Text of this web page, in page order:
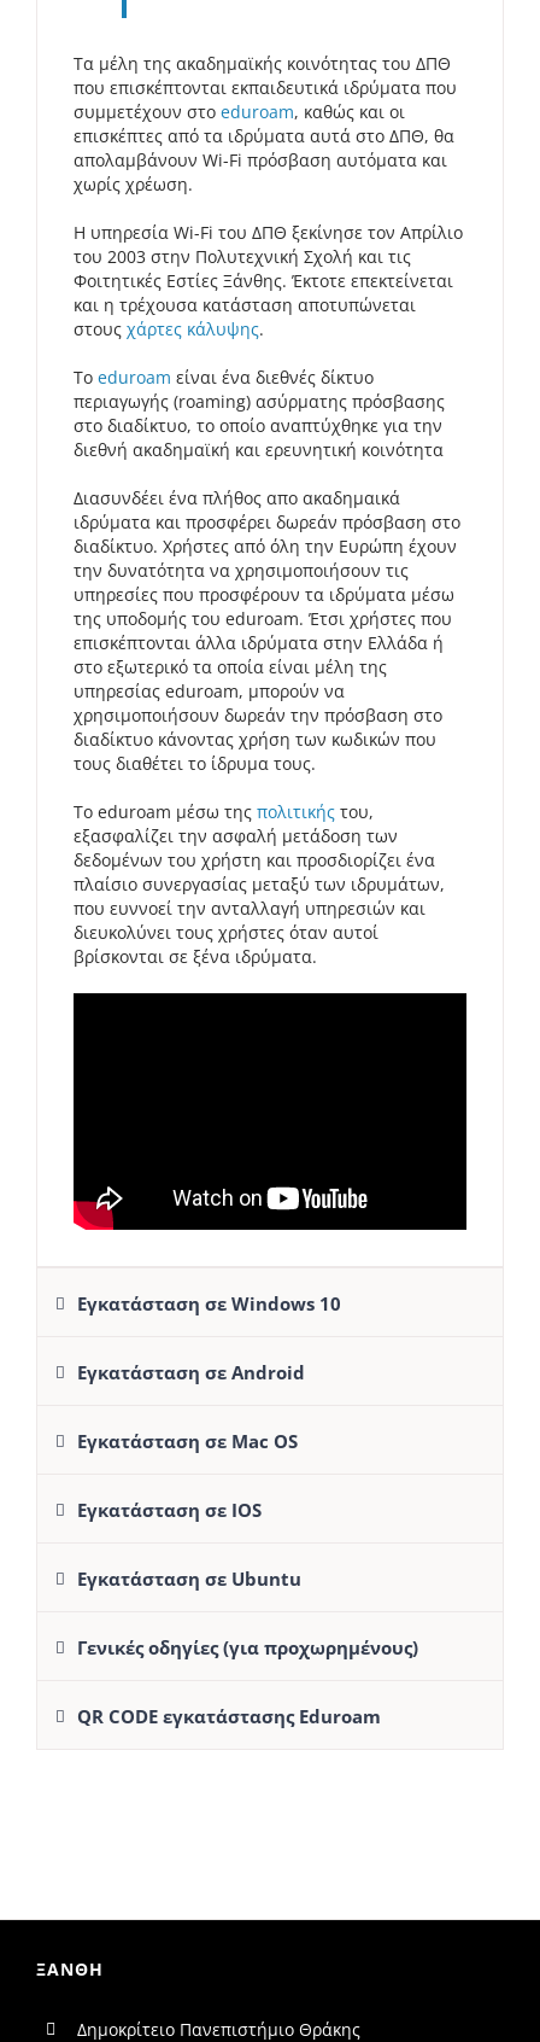
Τα μέλη της ακαδημαϊκής κοινότητας του ΔΠΘ
που επισκέπτονται εκπαιδευτικά ιδρύματα που
συμμετέχουν στο eduroam, καθώς και οι
επισκέπτες από τα ιδρύματα αυτά στο ΔΠΘ, θα
απολαμβάνουν Wi-Fi πρόσβαση αυτόματα και
χωρίς χρέωση.
Η υπηρεσία Wi-Fi του ΔΠΘ ξεκίνησε τον Απρίλιο
του 2003 στην Πολυτεχνική Σχολή και τις
Φοιτητικές Εστίες Ξάνθης. Έκτοτε επεκτείνεται
και η τρέχουσα κατάσταση αποτυπώνεται
στους χάρτες κάλυψης.
To eduroam είναι ένα διεθνές δίκτυο
περιαγωγής (roaming) ασύρματης πρόσβασης
στο διαδίκτυο, το οποίο αναπτύχθηκε για την
διεθνή ακαδημαϊκή και ερευνητική κοινότητα
Διασυνδέει ένα πλήθος απο ακαδημαικά
ιδρύματα και προσφέρει δωρεάν πρόσβαση στο
διαδίκτυο. Χρήστες από όλη την Ευρώπη έχουν
την δυνατότητα να χρησιμοποιήσουν τις
υπηρεσίες που προσφέρουν τα ιδρύματα μέσω
της υποδομής του eduroam. Έτσι χρήστες που
επισκέπτονται άλλα ιδρύματα στην Ελλάδα ή
στο εξωτερικό τα οποία είναι μέλη της
υπηρεσίας eduroam, μπορούν να
χρησιμοποιήσουν δωρεάν την πρόσβαση στο
διαδίκτυο κάνοντας χρήση των κωδικών που
τους διαθέτει το ίδρυμα τους.
Το eduroam μέσω της πολιτικήςτου,
εξασφαλίζει την ασφαλή μετάδοση των
δεδομένων του χρήστη και προσδιορίζει ένα
πλαίσιο συνεργασίας μεταξύ των ιδρυμάτων,
που ευννοεί την ανταλλαγή υπηρεσιών και
διευκολύνει τους χρήστες όταν αυτοί
βρίσκονται σε ξένα ιδρύματα.
Εγκατάσταση σε Windows 10
Εγκατάσταση σε Android
Εγκατάσταση σε Mac OS
Εγκατάσταση σε IOS
Εγκατάσταση σε Ubuntu
Γενικές οδηγίες (για προχωρημένους)
QR CODE εγκατάστασης Eduroam
ΞΑΝΘΗ
Δημοκρίτειο Πανεπιστήμιο Θράκης